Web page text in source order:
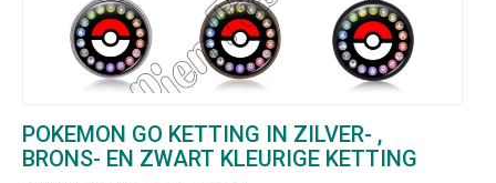
POKEMON GO KETTING IN ZILVER- ,
BRONS- EN ZWART KLEURIGE KETTING